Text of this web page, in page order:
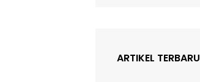
ARTIKEL TERBARU